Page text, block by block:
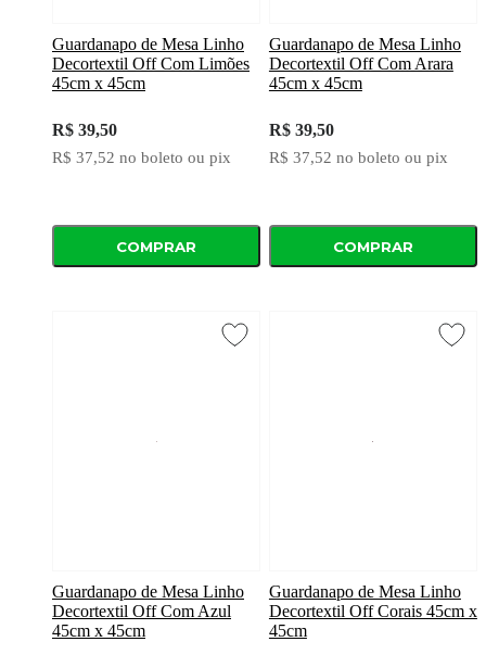
Guardanapo de Mesa Linho
Decortextil Off Com Limões
45cm x 45cm
R$ 39,50
R$ 37,52 no boleto ou pix
COMPRAR
Guardanapo de Mesa Linho
Decortextil Off Com Arara
45cm x 45cm
R$ 39,50
R$ 37,52 no boleto ou pix
COMPRAR
Guardanapo de Mesa Linho
Decortextil Off Com Azul
45cm x 45cm
Guardanapo de Mesa Linho
Decortextil Off Corais 45cm x
45cm